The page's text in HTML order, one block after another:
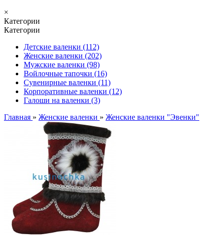
×
Категории
Категории
Детские валенки (112)
Женские валенки (202)
Мужские валенки (98)
Войлочные тапочки (16)
Сувенирные валенки (11)
Корпоративные валенки (12)
Галоши на валенки (3)
Главная » Женские валенки » Женские валенки "Эвенки"